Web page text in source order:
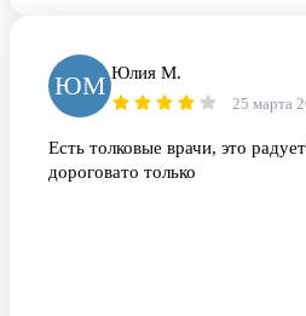
ЮМ Юлия М.
25 марта
Есть толковые врачи, это
дороговато только